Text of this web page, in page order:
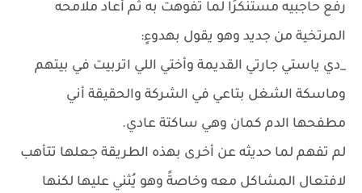
رفع حاجبيه مستنكرًا لما تفوهت به ثم أعاد ملامحه
المرتخية من جديد وهو يقول بهدوءٍ:
_دي ياستي جارتي القديمة وأختي اللي اتربيت في بيتهم
وماسكة الشغل بتاعي في الشركة والحقيقة أني
مطفحها الدم كمان وهي ساكتة عادي.
لم تفهم لما حديثه عن أخرى بهذه الطريقة جعلها تتأهب
لافتعال المشاكل معه وخاصةً وهو يُثني عليها لكنها